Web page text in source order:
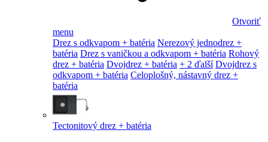
Otvoriť
menu
Drez s odkvapom + batéria Nerezový jednodrez +
batéria Drez s vaničkou a odkvapom + batéria Rohový
drez + batéria Dvojdrez + batéria + 2 ďalší Dvojdrez s
odkvapom + batéria Celoplošný, nástavný drez +
batéria
Tectonitový drez + batéria